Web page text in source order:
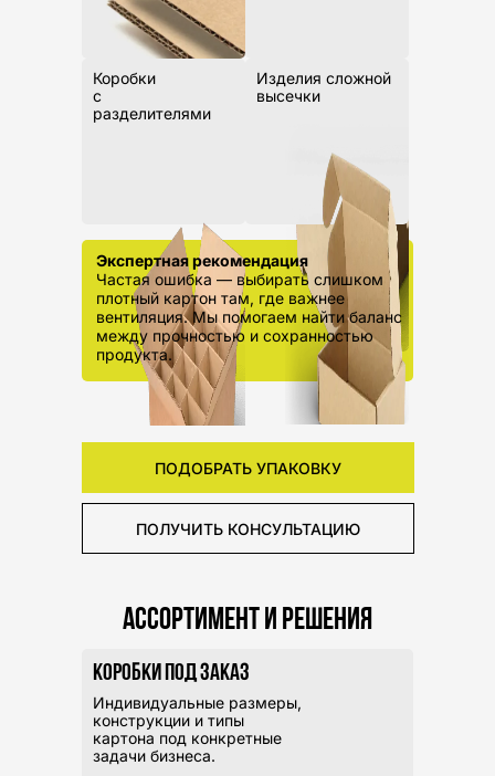
Коробки
с
разделителями
Изделия сложной
высечки
Экспертная рекомендация
Частая ошибка — выбирать слишком
плотный картон там, где важнее
вентиляция. Мы помогаем найти баланс
между прочностью и сохранностью
продукта.
ПОДОБРАТЬ УПАКОВКУ
ПОЛУЧИТЬ КОНСУЛЬТАЦИЮ
Коробки под заказ
Индивидуальные размеры,
конструкции и типы
картона под конкретные
задачи бизнеса.
Ассортимент и решения